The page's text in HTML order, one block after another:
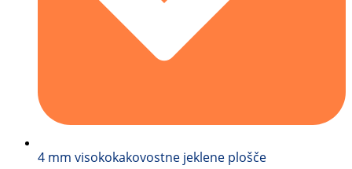
4 mm visokokakovostne jeklene plošče